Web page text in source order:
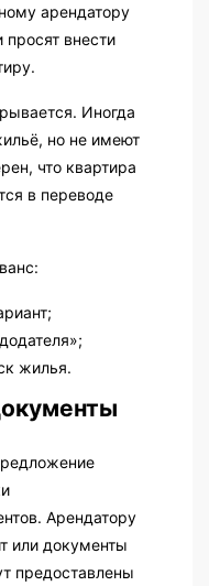
арендатору
внести
Иногда
но не имеют
что квартира
в переводе
жилья.
Арендатору
или документы
предоставлены